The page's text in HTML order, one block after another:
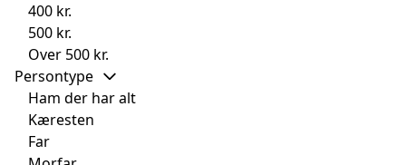
400 kr.
500 kr.
Over 500 kr.
Persontype
Ham der har alt
Kæresten
Far